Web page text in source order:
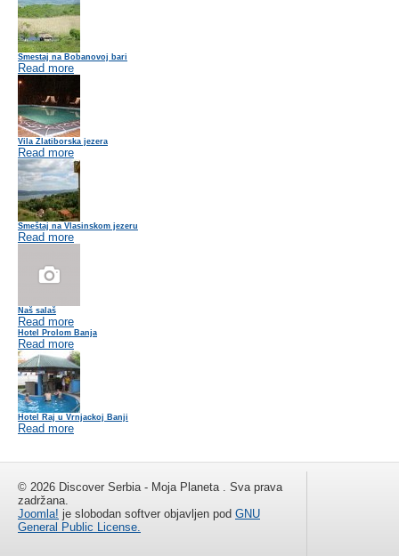
Smestaj na Bobanovoj bari
Read more
Vila Zlatiborska jezera
Read more
Smeštaj na Vlasinskom jezeru
Read more
Naš salaš
Read more
Hotel Prolom Banja
Read more
Hotel Raj u Vrnjackoj Banji
Read more
© 2026 Discover Serbia - Moja Planeta . Sva prava
zadržana.
Joomla! je slobodan softver objavljen pod GNU
General Public License.